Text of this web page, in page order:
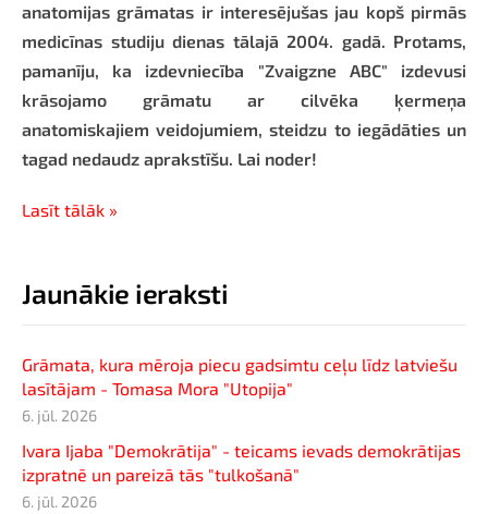
Jaunākie ieraksti
Grāmata, kura mēroja piecu gadsimtu ceļu līdz latviešu
lasītājam - Tomasa Mora "Utopija"
6. jūl. 2026
Ivara Ijaba "Demokrātija" - teicams ievads demokrātijas
izpratnē un pareizā tās "tulkošanā"
6. jūl. 2026
anatomijas grāmatas ir interesējušas jau kopš pirmās
medicīnas studiju dienas tālajā 2004. gadā. Protams,
pamanīju, ka izdevniecība "Zvaigzne ABC" izdevusi
krāsojamo grāmatu ar cilvēka ķermeņa
anatomiskajiem veidojumiem, steidzu to iegādāties un
tagad nedaudz aprakstīšu. Lai noder!
Lasīt tālāk »